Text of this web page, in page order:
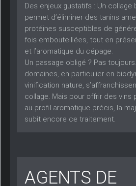
Des enjeux gustatifs : Un collage
permet d’éliminer des tanins
protéines susceptibles de
fois embouteillées, tout en
et l’aromatique du cépage.
Un passage obligé ? Pas
domaines, en particulier en
vinification nature,
collage. Mais pour offrir des vins
au profil aromatique précis, la
subit encore ce traitement.
AGENTS DE